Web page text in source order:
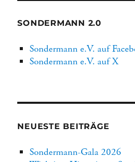
SONDERMANN 2.0
Sondermann e.V. auf
Sondermann e.V. auf X
NEUESTE BEITRÄGE
Sondermann-Gala 2026